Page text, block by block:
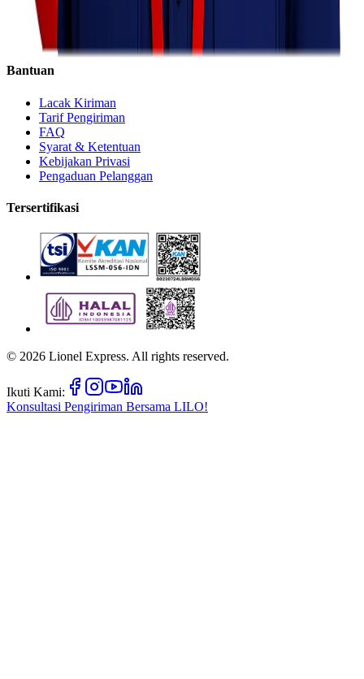
Express
Regular
Eco
Bantuan
Lacak Kiriman
Tarif Pengiriman
FAQ
Syarat & Ketentuan
Kebijakan Privasi
Pengaduan Pelanggan
Tersertifikasi
© 2026 Lionel Express. All rights reserved.
Ikuti Kami:
Konsultasi Pengiriman Bersama LILO!